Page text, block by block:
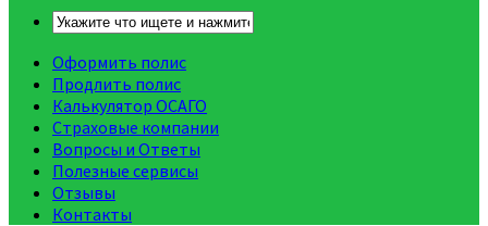
Оформить полис
Продлить полис
Калькулятор ОСАГО
Страховые компании
Вопросы и Ответы
Полезные сервисы
Отзывы
Контакты